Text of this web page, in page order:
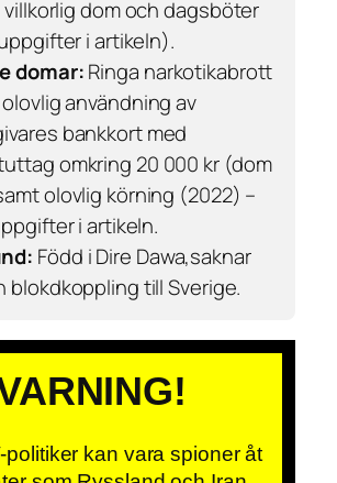
villkorlig dom och dagsböter
i artikeln).
domar:Ringa narkotikabrott
användning av
bankkort med
omkring 20 000 kr (dom
olovlig körning (2022) –
i artikeln.
Född i Dire Dawa,saknar
blokdkoppling till Sverige.
politiker kan vara spioner åt